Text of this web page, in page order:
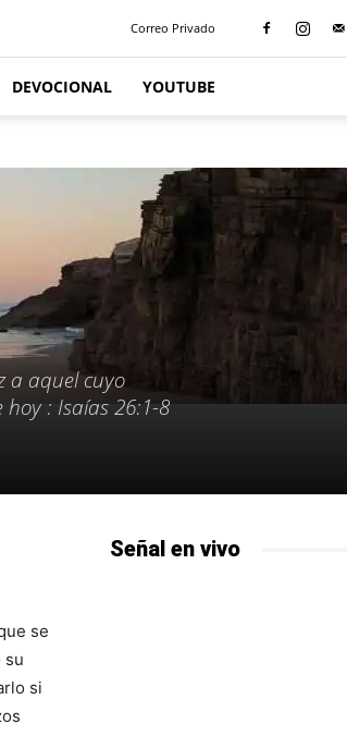
Correo Privado
DEVOCIONAL YOUTUBE
a aquel cuyo
: Isaías 26:1-8
se
su
si
Señal en vivo